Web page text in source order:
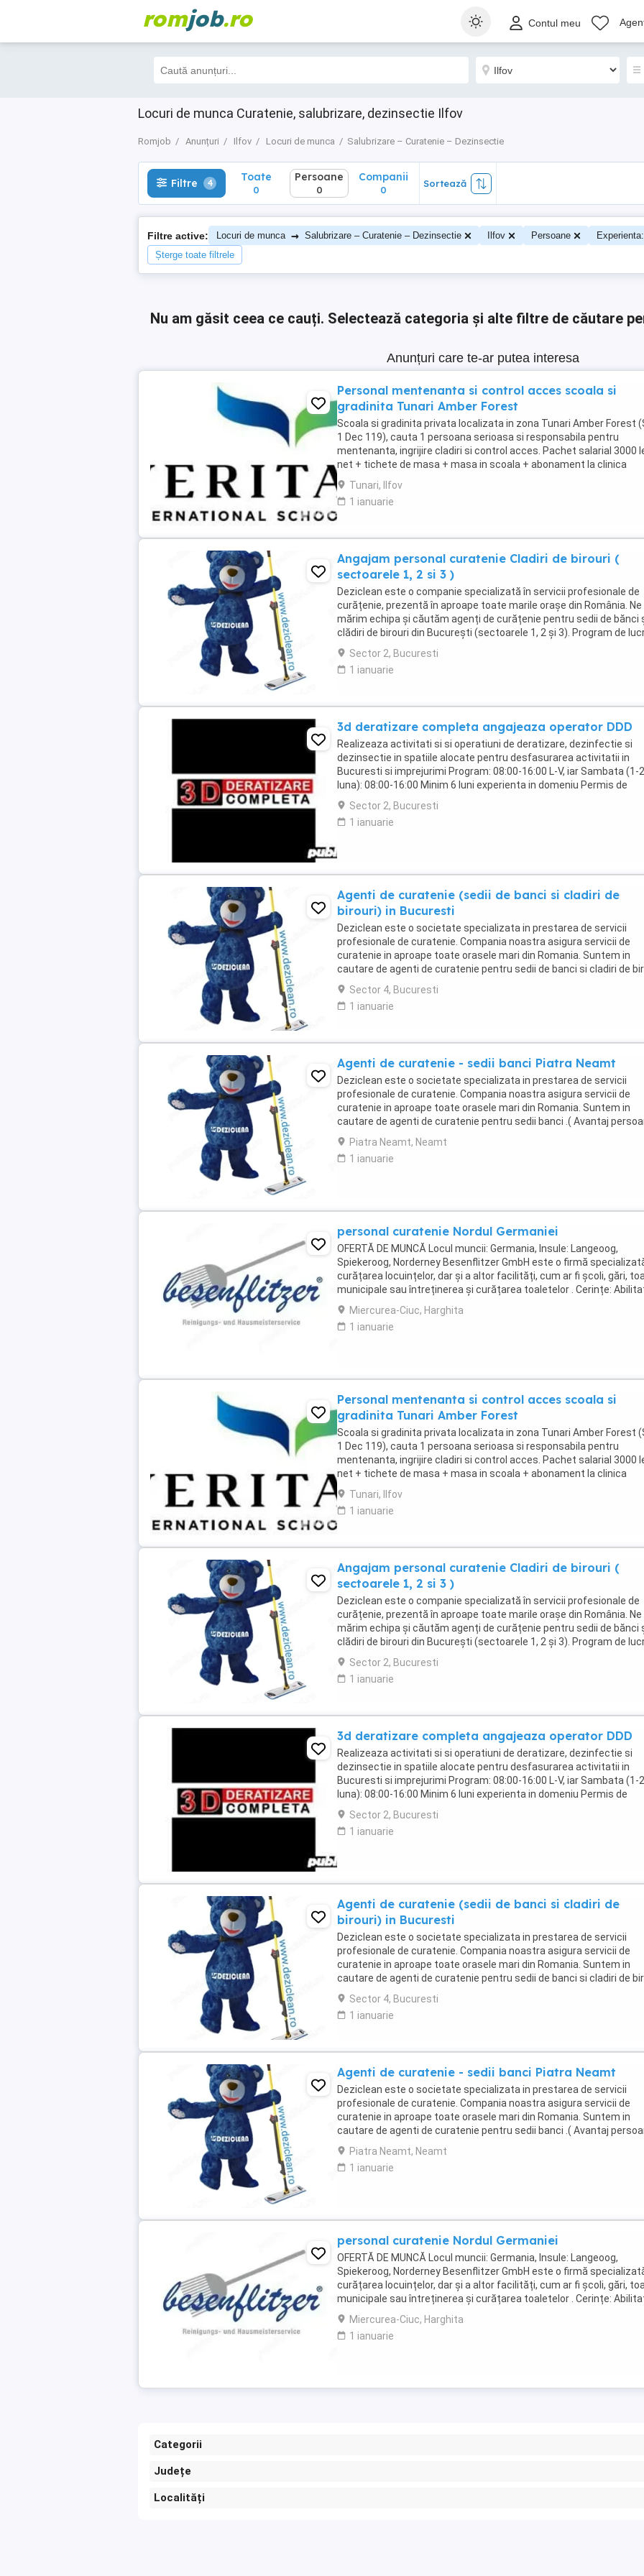
romjob.ro Contul meu
Locuri de munca Curatenie, salubrizare, dezinsectie Ilfov
Romjob Anunțuri Ilfov Locuri de munca Salubrizare – Curatenie – Dezinsectie
Filtre 4 Toate
0
Filtre 4 Toate
0
Persoane
0
Companii
0
Sortează
Filtre active: Locuri de munca → Salubrizare – Curatenie – Dezinsectie Ilfov Persoane
Șterge toate filtrele
Nu am găsit ceea ce cauți. Selectează categoria și alte filtre de căutare
Anunțuri care te-ar putea interesa
Personal mentenanta si control acces scoala si
gradinita Tunari Amber Forest
Scoala si gradinita privata localizata in zona Tunari Amber Forest
1 Dec 119), cauta 1 persoana serioasa si responsabila pentru
mentenanta, ingrijire cladiri si control acces. Pachet salarial 3000
net + tichete de masa + masa in scoala + abonament la clinica
medicala. **Responsabilități principale:** * ...
Tunari, Ilfov
1 ianuarie
Angajam personal curatenie Cladiri de birouri (
sectoarele 1, 2 si 3 )
Deziclean este o companie specializată în servicii profesionale de
curățenie, prezentă în aproape toate marile orașe din România. Ne
mărim echipa și căutăm agenți de curățenie pentru sedii de bănci
clădiri de birouri din București (sectoarele 1, 2 și 3). Program de
Full-time sau part-time ...
Sector 2, Bucuresti
1 ianuarie
3d deratizare completa angajeaza operator DDD
Realizeaza activitati si si operatiuni de deratizare, dezinfectie si
dezinsectie in spatiile alocate pentru desfasurarea activitatii in
Bucuresti si imprejurimi Program: 08:00-16:00 L-V, iar Sambata (1-
luna): 08:00-16:00 Minim 6 luni experienta in domeniu Permis de
conducere categoria B obligatoriu Masina ...
Sector 2, Bucuresti
1 ianuarie
Agenti de curatenie (sedii de banci si cladiri de
birouri) in Bucuresti
Deziclean este o societate specializata in prestarea de servicii
profesionale de curatenie. Compania noastra asigura servicii de
curatenie in aproape toate orasele mari din Romania. Suntem in
cautare de agenti de curatenie pentru sedii de banci si cladiri de
in Bucuresti. Program atat part-time, ...
Sector 4, Bucuresti
1 ianuarie
Agenti de curatenie - sedii banci Piatra Neamt
Deziclean este o societate specializata in prestarea de servicii
profesionale de curatenie. Compania noastra asigura servicii de
curatenie in aproape toate orasele mari din Romania. Suntem in
cautare de agenti de curatenie pentru sedii banci .( Avantaj
pensionare sau care mai lucreaza in alta ...
Piatra Neamt, Neamt
1 ianuarie
personal curatenie Nordul Germaniei
OFERTĂ DE MUNCĂ Locul muncii: Germania, Insule: Langeoog,
Spiekeroog, Norderney Besenflitzer GmbH este o firmă
curățarea locuințelor, dar și a altor facilități, cum ar fi școli, gări,
municipale sau întreținerea și curățarea toaletelor . Cerințe:
de a circula cu ...
Miercurea-Ciuc, Harghita
1 ianuarie
Personal mentenanta si control acces scoala si
gradinita Tunari Amber Forest
Scoala si gradinita privata localizata in zona Tunari Amber Forest
1 Dec 119), cauta 1 persoana serioasa si responsabila pentru
mentenanta, ingrijire cladiri si control acces. Pachet salarial 3000
net + tichete de masa + masa in scoala + abonament la clinica
medicala. **Responsabilități principale:** * ...
Tunari, Ilfov
1 ianuarie
Angajam personal curatenie Cladiri de birouri (
sectoarele 1, 2 si 3 )
Deziclean este o companie specializată în servicii profesionale de
curățenie, prezentă în aproape toate marile orașe din România. Ne
mărim echipa și căutăm agenți de curățenie pentru sedii de bănci
clădiri de birouri din București (sectoarele 1, 2 și 3). Program de
Full-time sau part-time ...
Sector 2, Bucuresti
1 ianuarie
3d deratizare completa angajeaza operator DDD
Realizeaza activitati si si operatiuni de deratizare, dezinfectie si
dezinsectie in spatiile alocate pentru desfasurarea activitatii in
Bucuresti si imprejurimi Program: 08:00-16:00 L-V, iar Sambata (1-
luna): 08:00-16:00 Minim 6 luni experienta in domeniu Permis de
conducere categoria B obligatoriu Masina ...
Sector 2, Bucuresti
1 ianuarie
Agenti de curatenie (sedii de banci si cladiri de
birouri) in Bucuresti
Deziclean este o societate specializata in prestarea de servicii
profesionale de curatenie. Compania noastra asigura servicii de
curatenie in aproape toate orasele mari din Romania. Suntem in
cautare de agenti de curatenie pentru sedii de banci si cladiri de
in Bucuresti. Program atat part-time, ...
Sector 4, Bucuresti
1 ianuarie
Agenti de curatenie - sedii banci Piatra Neamt
Deziclean este o societate specializata in prestarea de servicii
profesionale de curatenie. Compania noastra asigura servicii de
curatenie in aproape toate orasele mari din Romania. Suntem in
cautare de agenti de curatenie pentru sedii banci .( Avantaj
pensionare sau care mai lucreaza in alta ...
Piatra Neamt, Neamt
1 ianuarie
personal curatenie Nordul Germaniei
OFERTĂ DE MUNCĂ Locul muncii: Germania, Insule: Langeoog,
Spiekeroog, Norderney Besenflitzer GmbH este o firmă
curățarea locuințelor, dar și a altor facilități, cum ar fi școli, gări,
municipale sau întreținerea și curățarea toaletelor . Cerințe:
de a circula cu ...
Miercurea-Ciuc, Harghita
1 ianuarie
Categorii
Județe
Localități